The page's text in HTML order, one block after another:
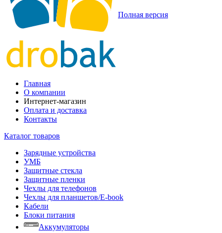
Полная версия
Главная
О компании
Интернет-магазин
Оплата и доставка
Контакты
Каталог товаров
Зарядные устройства
УМБ
Защитные стекла
Защитные пленки
Чехлы для телефонов
Чехлы для планшетов/E-book
Кабели
Блоки питания
Аккумуляторы